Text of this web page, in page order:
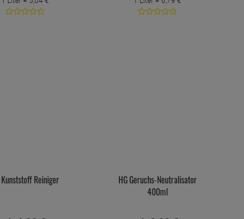
Kunststoff Reiniger
HG Geruchs-Neutralisator
400ml